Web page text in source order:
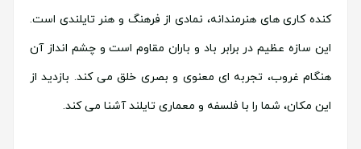
کنده کاری های هنرمندانه، نمادی از فرهنگ و هنر تایلندی است.
این سازه عظیم در برابر باد و باران مقاوم است و چشم انداز آن
هنگام غروب، تجربه ای معنوی و بصری خلق می کند. بازدید از
این مکان، شما را با فلسفه و معماری تایلند آشنا می کند.